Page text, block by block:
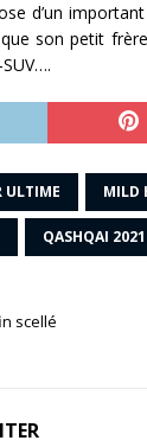
d’un
son petit
ULTIME MILD
QASHQAI 2021
scellé